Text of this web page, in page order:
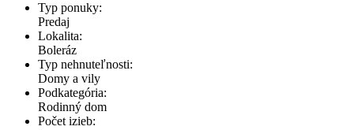
Typ ponuky:
Predaj
Lokalita:
Boleráz
Typ nehnuteľnosti:
Domy a vily
Podkategória:
Rodinný dom
Počet izieb: